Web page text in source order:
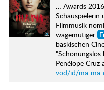
… Awards
Schauspielerin
Filmmusik
wagemutiger
baskischen
Penélope Cruz
vod/id/ma-